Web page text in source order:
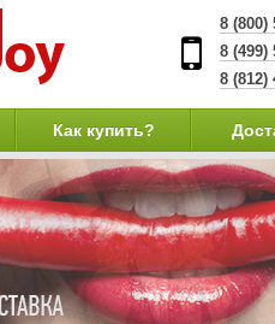
8 (800)
8 (499)
8 (812)
Как купить?